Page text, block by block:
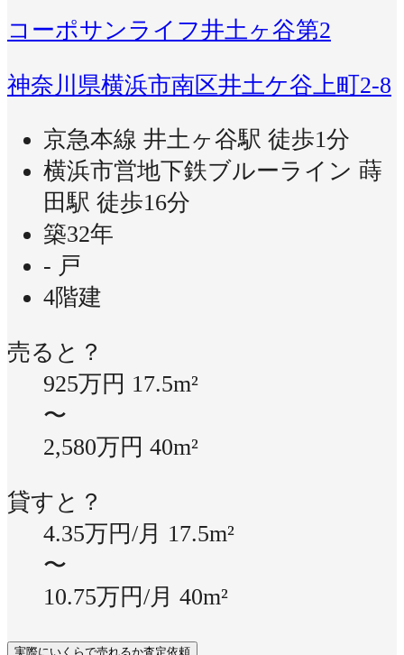
コーポサンライフ井土ヶ谷第2
神奈川県横浜市南区井土ケ谷上町2-8
京急本線 井土ヶ谷駅 徒歩1分
横浜市営地下鉄ブルーライン 蒔
田駅 徒歩16分
築32年
- 戸
4階建
売ると？
925万円 17.5m²
〜
2,580万円 40m²
貸すと？
4.35万円/月 17.5m²
〜
10.75万円/月 40m²
実際にいくらで売れるか査定依頼